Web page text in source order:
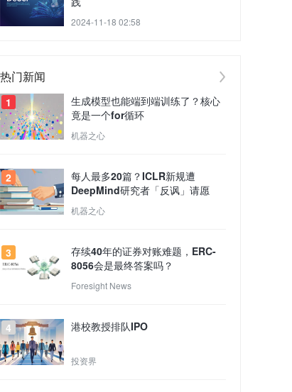
2024-11-18 02:58
热门新闻
1
生成模型也能端到端训练了？核心
竟是一个for循环
机器之心
2
每人最多20篇？ICLR新规遭
DeepMind研究者「反讽」请愿
机器之心
3
存续40年的证券对账难题，ERC-
8056会是最终答案吗？
Foresight News
4 港校教授排队IPO
投资界